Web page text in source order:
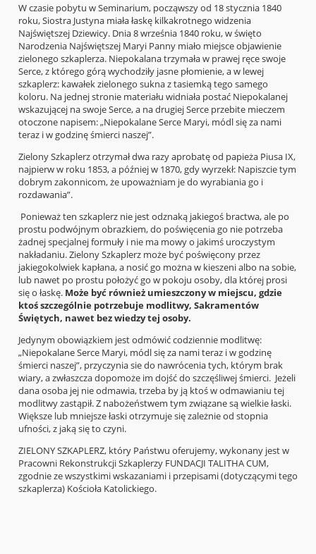
W czasie pobytu w Seminarium, począwszy od 18 stycznia 1840
roku, Siostra Justyna miała łaskę kilkakrotnego widzenia
Najświętszej Dziewicy. Dnia 8 września 1840 roku, w święto
Narodzenia Najświętszej Maryi Panny miało miejsce objawienie
zielonego szkaplerza. Niepokalana trzymała w prawej ręce swoje
Serce, z którego górą wychodziły jasne płomienie, a w lewej
szkaplerz: kawałek zielonego sukna z tasiemką tego samego
koloru. Na jednej stronie materiału widniała postać Niepokalanej
wskazującej na swoje Serce, a na drugiej Serce przebite mieczem
otoczone napisem: „Niepokalane Serce Maryi, módl się za nami
teraz i w godzinę śmierci naszej”.
Zielony Szkaplerz otrzymał dwa razy aprobatę od papieża Piusa IX,
najpierw w roku 1853, a później w 1870, gdy wyrzekł: Napiszcie tym
dobrym zakonnicom, że upoważniam je do wyrabiania go i
rozdawania”.
Ponieważ ten szkaplerz nie jest odznaką jakiegoś bractwa, ale po
prostu podwójnym obrazkiem, do poświęcenia go nie potrzeba
żadnej specjalnej formuły i nie ma mowy o jakimś uroczystym
nakładaniu. Zielony Szkaplerz może być poświęcony przez
jakiegokolwiek kapłana, a nosić go można w kieszeni albo na sobie,
lub nawet po prostu położyć go w pokoju osoby, dla której prosi
się o łaskę. Może być również umieszczony w miejscu, gdzie
ktoś szczególnie potrzebuje modlitwy, Sakramentów
Świętych, nawet bez wiedzy tej osoby.
Jedynym obowiązkiem jest odmówić codziennie modlitwę:
„Niepokalane Serce Maryi, módl się za nami teraz i w godzinę
śmierci naszej”, przyczynia sie do nawrócenia tych, którym brak
wiary, a zwłaszcza dopomoże im dojść do szczęśliwej śmierci. Jeżeli
dana osoba jej nie odmawia, trzeba by ją ktoś w odmawianiu tej
modlitwy zastąpił. Z nabożeństwem tym związane są wielkie łaski.
Większe lub mniejsze łaski otrzymuje się zależnie od stopnia
ufności, z jaką się to czyni.
ZIELONY SZKAPLERZ, który Państwu oferujemy, wykonany jest w
Pracowni Rekonstrukcji Szkaplerzy FUNDACJI TALITHA CUM,
zgodnie ze wszystkimi wskazaniami i przepisami (dotyczącymi tego
szkaplerza) Kościoła Katolickiego.